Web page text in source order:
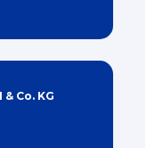
Co. KG